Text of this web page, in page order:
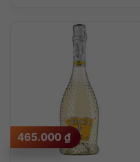
465.000 ₫